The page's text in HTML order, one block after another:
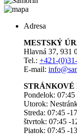
Adresa
MESTSKÝ
Hlavná 37, 931
Tel.: +421-
E-mail:
STRÁNKOVÉ
Pondelok: 07:45
Utorok:
Streda: 07:45 -
štvrtok: 07:45 -
Piatok: 07:45 -